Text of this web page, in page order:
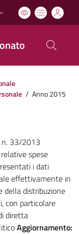
attiva:
/ Anno 2015
n. 33/2013
spese
i dati
effettivamente in
della distribuzione
con particolare
diretta
Aggiornamento: